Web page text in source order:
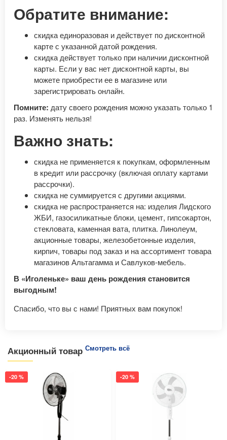
Обратите внимание:
скидка единоразовая и действует по дисконтной
карте с указанной датой рождения.
скидка действует только при наличии дисконтной
карты. Если у вас нет дисконтной карты, вы
можете приобрести ее в магазине или
зарегистрировать онлайн.
Помните: дату своего рождения можно указать только 1
раз. Изменять нельзя!
Важно знать:
скидка не применяется к покупкам, оформленным
в кредит или рассрочку (включая оплату картами
рассрочки).
скидка не суммируется с другими акциями.
скидка не распространяется на: изделия Лидского
ЖБИ, газосиликатные блоки, цемент, гипсокартон,
стекловата, каменная вата, плитка. Линолеум,
акционные товары, железобетонные изделия,
кирпич, товары под заказ и на ассортимент товара
магазинов Альтагамма и Савлуков-мебель.
В «Иголеньке» ваш день рождения становится
выгодным!
Спасибо, что вы с нами! Приятных вам покупок!
Акционный товар Смотреть всё
-20 % -20 %